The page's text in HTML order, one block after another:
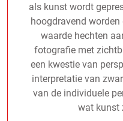
als kunst wordt
hoogdravend
waarde hechten
fotografie met
een kwestie van
interpretatie van
van de individuele
wat kunst